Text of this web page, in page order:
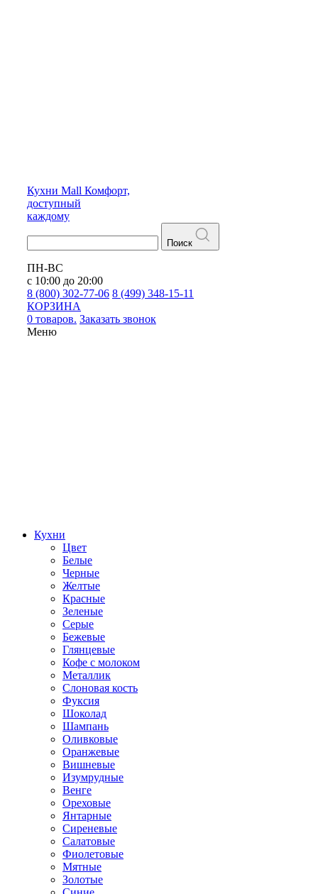
Кухни Mall Комфорт,
доступный
каждому
Поиск
ПН-ВС
с 10:00 до 20:00
8 (800) 302-77-06 8 (499) 348-15-11
КОРЗИНА
0 товаров. Заказать звонок
Меню
Кухни
Цвет
Белые
Черные
Желтые
Красные
Зеленые
Серые
Бежевые
Глянцевые
Кофе с молоком
Металлик
Слоновая кость
Фуксия
Шоколад
Шампань
Оливковые
Оранжевые
Вишневые
Изумрудные
Венге
Ореховые
Янтарные
Сиреневые
Салатовые
Фиолетовые
Мятные
Золотые